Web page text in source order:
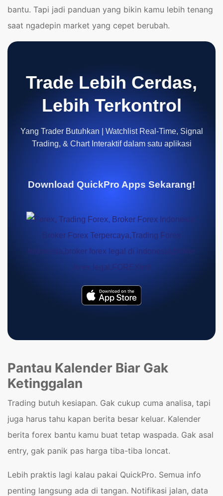
bantu. Tapi jadi panduan yang bikin kamu lebih tenang
saat ngadepin market yang cepet berubah.
Trade Lebih Cerdas,
Lebih Terkontrol
Yang Trader Butuhkan | Watchlist Real-Time, Signal
Trading, & Chart Interaktif dalam satu aplikasi
Download QuickPro Apps Sekarang!
Pantau Kalender Biar Gak
Ketinggalan
Trading butuh kesiapan. Gak cukup cuma analisa, tapi
juga harus tahu kapan berita besar keluar. Kalender
berita forex bantu kamu buat tetap waspada. Gak asal
entry, gak panik pas harga tiba-tiba loncat.
Lebih praktis lagi kalau pakai QuickPro. Semua info
penting langsung ada di tangan. Notifikasi jalan, data